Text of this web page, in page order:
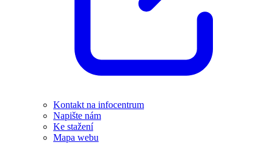
Kontakt na infocentrum
Napište nám
Ke stažení
Mapa webu